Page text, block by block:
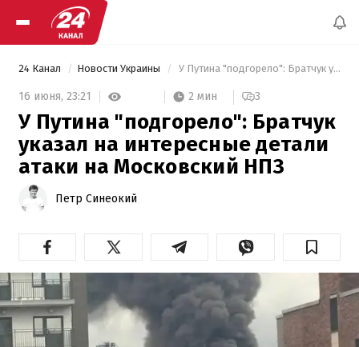
24 Канал Новости Украины У Путина "подгорело": Братчук указал на интересные детали атаки на Московский НПЗ
16 июня, 23:21 2 мин 3
У Путина "подгорело": Братчук
указал на интересные детали
атаки на Московский НПЗ
Петр Синеокий